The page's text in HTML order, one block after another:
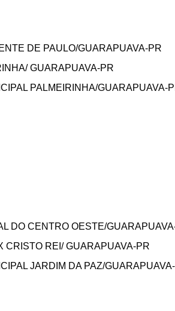
DE PAULO/GUARAPUAVA-PR
GUARAPUAVA-PR
PALMEIRINHA/GUARAPUAVA-
DO CENTRO OESTE/
CRISTO REI/ GUARAPUAVA-PR
JARDIM DA PAZ/